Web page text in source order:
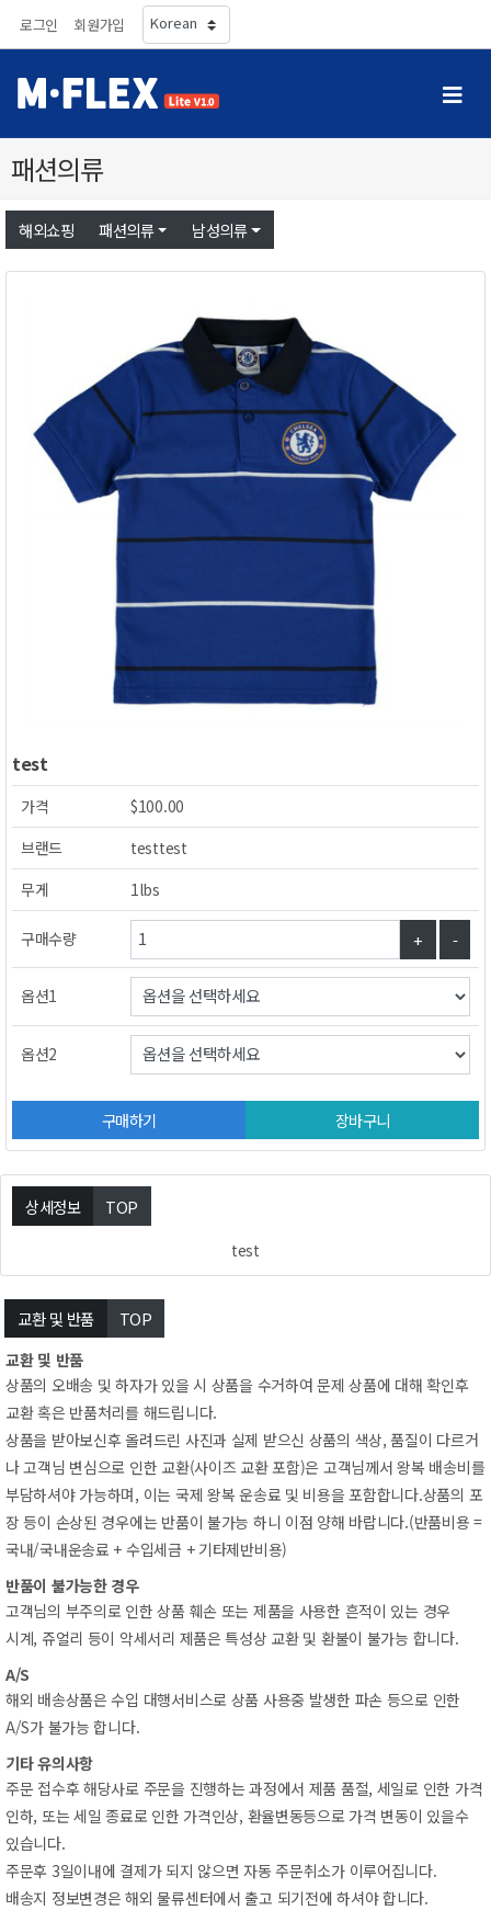
로그인 회원가입
패션의류
해외쇼핑 패션의류 남성의류
test
가격
$100.00
브랜드
testtest
무게
1lbs
구매수량 + -
옵션1
옵션2
구매하기 장바구니
상세정보 TOP
test
교환및반품 TOP
교환및반품
상품의오배송및하자가있을시상품을수거하여문제상품에대해확인후
교환혹은반품처리를해드립니다.
상품을받아보신후올려드린사진과실제받으신상품의색상,품질이다르거
나고객님변심으로인한교환(사이즈교환포함)은고객님께서왕복배송비를
부담하셔야가능하며,이는국제왕복운송료및비용을포함합니다.상품의포
장등이손상된경우에는반품이불가능하니이점양해바랍니다.(반품비용=
국내/국내운송료+수입세금+기타제반비용)
반품이불가능한경우
고객님의부주의로인한상품훼손또는제품을사용한흔적이있는경우
시계,쥬얼리등이악세서리제품은특성상교환및환불이불가능합니다.
A/S
해외배송상품은수입대행서비스로상품사용중발생한파손등으로인한
A/S가불가능합니다.
기타유의사항
주문접수후해당사로주문을진행하는과정에서제품품절,세일로인한가격
인하,또는세일종료로인한가격인상,환율변동등으로가격변동이있을수
있습니다.
주문후3일이내에결제가되지않으면자동주문취소가이루어집니다.
배송지정보변경은해외물류센터에서출고되기전에하셔야합니다.